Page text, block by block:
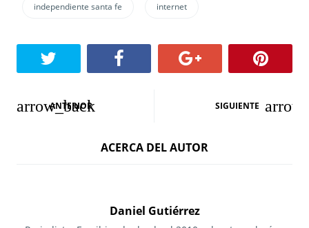
independiente santa fe internet
N
ANTERIOR SIGUIENTE
ACERCA DEL AUTOR
Daniel Gutiérrez